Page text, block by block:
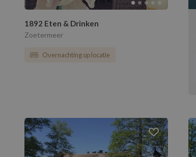
1892 Eten & Drinken
Zoetermeer
Overnachting op locatie